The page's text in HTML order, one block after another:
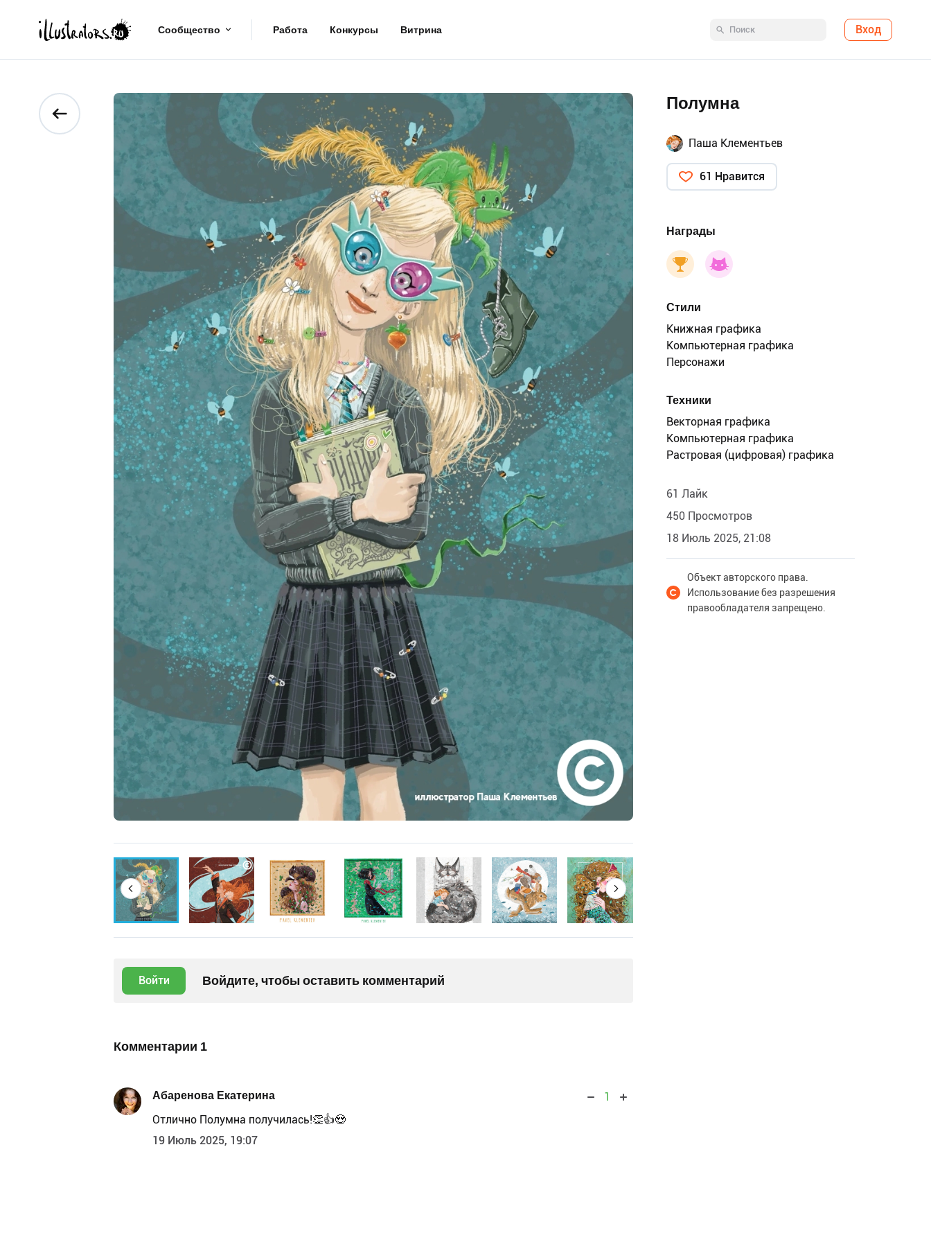
Сообщество Работа Конкурсы Витрина Вход
Войти Войдите, чтобы оставить комментарий
Комментарии 1
Абаренова Екатерина
1
Отлично Полумна получилась!👏👍😍
19 Июль 2025, 19:07
Полумна
Паша Клементьев
61 Нравится
Награды
Стили
Книжная графика
Компьютерная графика
Персонажи
Техники
Векторная графика
Компьютерная графика
Растровая (цифровая) графика
61 Лайк
450 Просмотров
18 Июль 2025, 21:08
Объект авторского права.
Использование без разрешения
правообладателя запрещено.